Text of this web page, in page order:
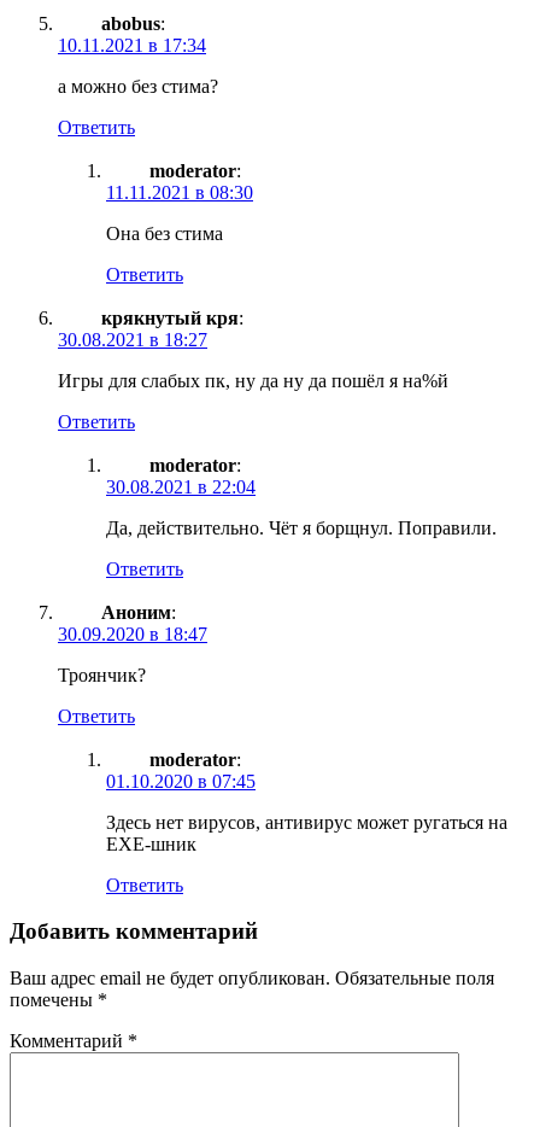
abobus:
10.11.2021 в 17:34
а можно без стима?
Ответить
moderator:
11.11.2021 в 08:30
Она без стима
Ответить
крякнутый кря:
30.08.2021 в 18:27
Игры для слабых пк, ну да ну да пошёл я на%й
Ответить
moderator:
30.08.2021 в 22:04
Да, действительно. Чёт я борщнул. Поправили.
Ответить
Аноним:
30.09.2020 в 18:47
Троянчик?
Ответить
moderator:
01.10.2020 в 07:45
Здесь нет вирусов, антивирус может ругаться на
EXE-шник
Ответить
Добавить комментарий
Ваш адрес email не будет опубликован. Обязательные поля
помечены *
Комментарий *